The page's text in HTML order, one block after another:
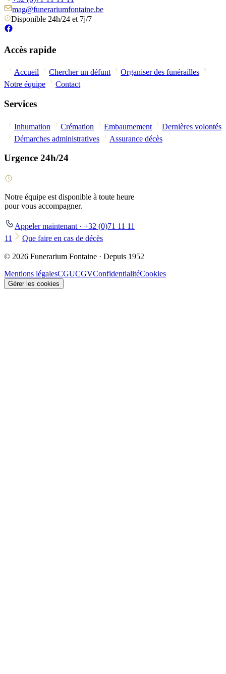
mag@funerariumfontaine.be
Disponible 24h/24 et 7j/7
Accès rapide
Accueil Chercher un défunt
Organiser des funérailles
Notre équipe
Contact
Services
Inhumation Crémation Embaumement
Dernières volontés
Démarches administratives
Assurance décès
Urgence 24h/24
Notre équipe est disponible à toute heure
pour vous accompagner.
Appeler maintenant · +32 (0)71 11 11
11
Que faire en cas de décès
© 2026 Funerarium Fontaine · Depuis 1952
Mentions légalesCGUCGVConfidentialitéCookies
Gérer les cookies